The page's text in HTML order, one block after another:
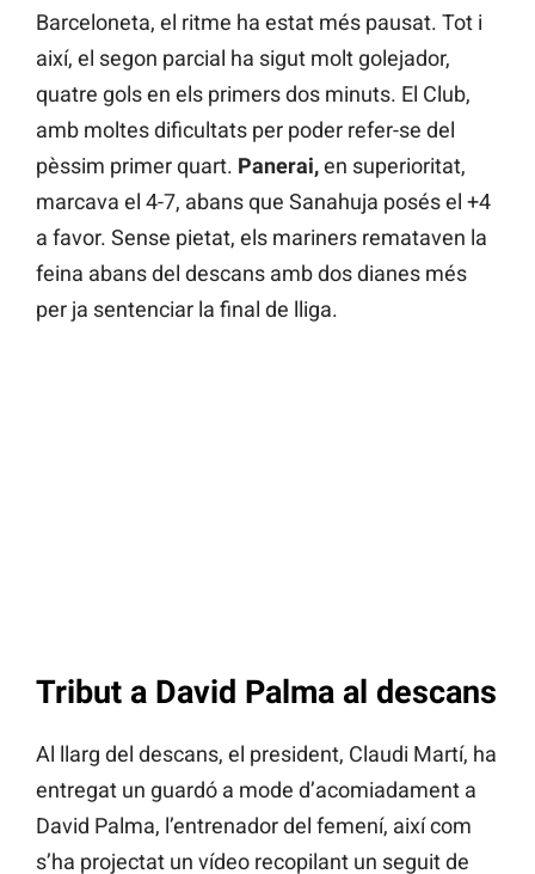
Barceloneta, el ritme ha estat més pausat. Tot i
així, el segon parcial ha sigut molt golejador,
quatre gols en els primers dos minuts. El Club,
amb moltes dificultats per poder refer-se del
pèssim primer quart. Panerai,en superioritat,
marcava el 4-7, abans que Sanahuja posés el +4
a favor. Sense pietat, els mariners remataven la
feina abans del descans amb dos dianes més
per ja sentenciar la final de lliga.
Tribut a David Palma al descans
Al llarg del descans, el president, Claudi Martí, ha
entregat un guardó a mode d’acomiadament a
David Palma, l’entrenador del femení, així com
s’ha projectat un vídeo recopilant un seguit de